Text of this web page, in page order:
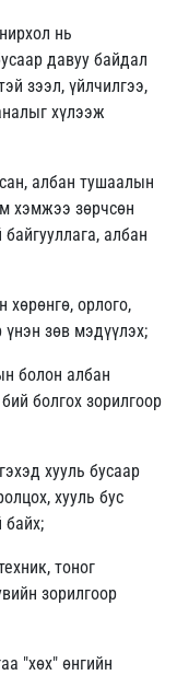
нь
давуу байдал
зээл, үйлчилгээ,
хүлээж
албан тушаалын
хэмжээ зөрчсөн
албан
хөрөнгө, орлого,
үнэн зөв мэдүүлэх;
болон албан
болгох зорилгоор
хууль бусаар
хууль бус
байх;
тоног
зорилгоор
"хөх" өнгийн